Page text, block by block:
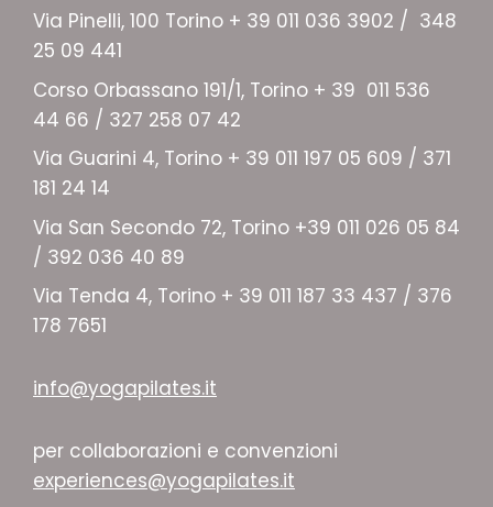
Via Pinelli, 100 Torino + 39 011 036 3902 / 348
25 09 441
Corso Orbassano 191/1, Torino + 39 011 536
44 66 / 327 258 07 42
Via Guarini 4, Torino + 39 011 197 05 609 / 371
181 24 14
Via San Secondo 72, Torino +39 011 026 05 84
/ 392 036 40 89
Via Tenda 4, Torino + 39 011 187 33 437 / 376
178 7651
info@yogapilates.it
per collaborazioni e convenzioni
experiences@yogapilates.it